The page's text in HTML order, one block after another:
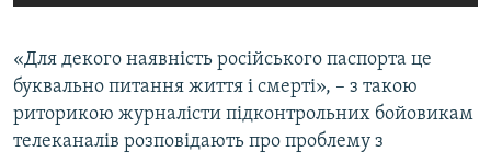
«Для декого наявність російського паспорта це
буквально питання життя і смерті», – з такою
риторикою журналісти підконтрольних бойовикам
телеканалів розповідають про проблему з